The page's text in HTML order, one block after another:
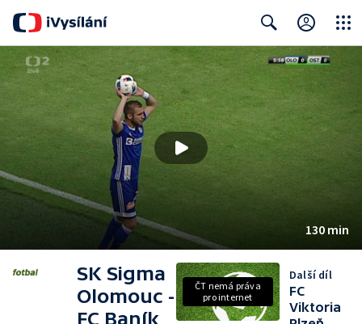
Search Close
130 min
SK Sigma
Olomouc -
FC Baník
ČT nemá práva
pro internet
Další díl
FC
Viktoria